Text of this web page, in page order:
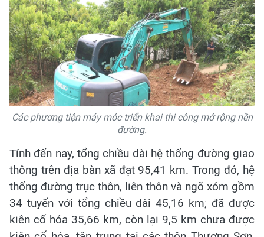
Các phương tiện máy móc triển khai thi công mở rộng nền
đường.
Tính đến nay, tổng chiều dài hệ thống đường giao
thông trên địa bàn xã đạt 95,41 km. Trong đó, hệ
thống đường trục thôn, liên thôn và ngõ xóm gồm
34 tuyến với tổng chiều dài 45,16 km; đã được
kiên cố hóa 35,66 km, còn lại 9,5 km chưa được